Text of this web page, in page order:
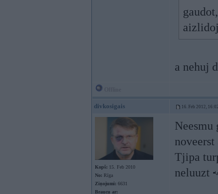
a nehuj
divkosigais 16. Feb 2012,
Kopš: 15. Feb 2010
No: Rīga
Ziņojumi: 6631
Braucu ar:
Neesmu
Tjipa
neluuzt